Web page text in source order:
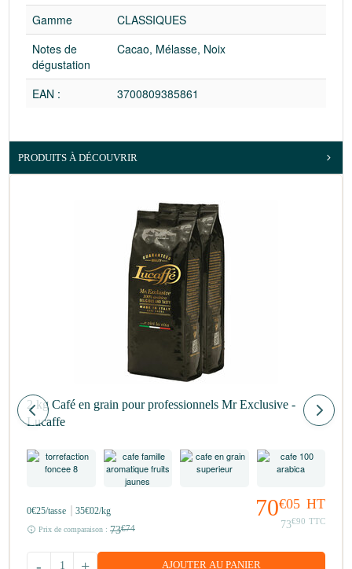
Gamme
CLASSIQUES
Notes de
dégustation
Cacao, Mélasse, Noix
EAN : 3700809385861
PRODUITS À DÉCOUVRIR
2 kg Café en grain pour professionnels Mr Exclusive -
Lucaffe
70€05 HT
73€90 TTC
0€25/tasse 35€02/kg
Prix de comparaison : 73€74
AJOUTER AU PANIER